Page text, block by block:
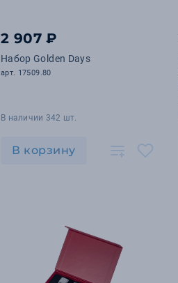
2 907 ₽
Набор Golden Days
арт. 17509.80
В наличии 342 шт.
В корзину